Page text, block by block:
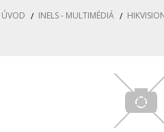
ÚVOD INELS - MULTIMÉDIÁ